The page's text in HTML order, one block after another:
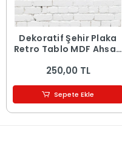
Dekoratif Şehir Plaka
Retro Tablo MDF Ahşap
250,00 TL
Sepete Ekle